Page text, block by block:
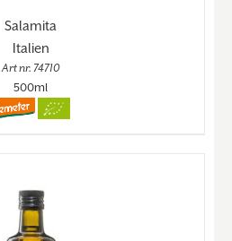
Salamita
Italien
Art nr. 74710
500ml